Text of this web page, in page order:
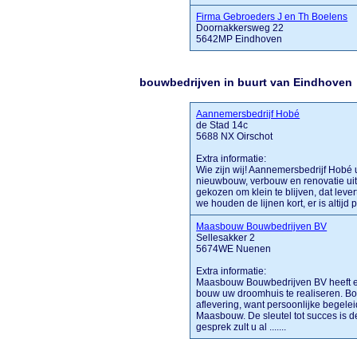
Firma Gebroeders J en Th Boelens
Doornakkersweg 22
5642MP Eindhoven
bouwbedrijven in buurt van Eindhoven
Aannemersbedrijf Hobé
de Stad 14c
5688 NX Oirschot
Extra informatie:
Wie zijn wij! Aannemersbedrijf Hobé
nieuwbouw, verbouw en renovatie
gekozen om klein te blijven, dat
we houden de lijnen kort, er is altijd
Maasbouw Bouwbedrijven BV
Sellesakker 2
5674WE Nuenen
Extra informatie:
Maasbouw Bouwbedrijven BV heeft
bouw uw droomhuis te realiseren.
aflevering, want persoonlijke
Maasbouw. De sleutel tot succes is
gesprek zult u al .......